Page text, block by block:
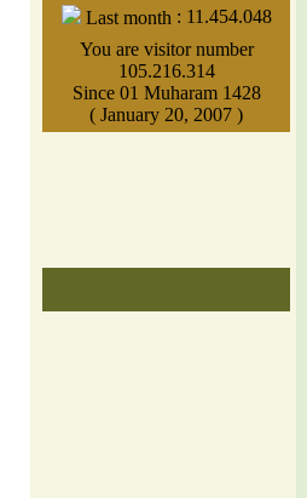
Last month : 11.454.048
You are visitor number
105.216.314
Since 01 Muharam 1428
( January 20, 2007 )